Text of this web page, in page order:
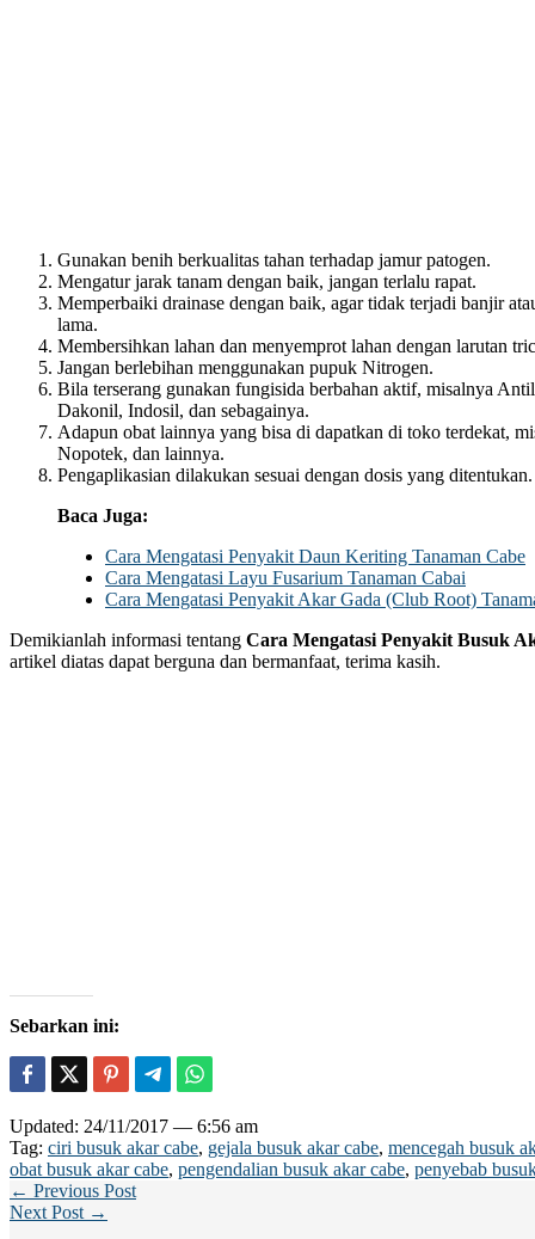
Gunakan benih berkualitas tahan terhadap jamur patogen.
Mengatur jarak tanam dengan baik, jangan terlalu rapat.
Memperbaiki drainase dengan baik, agar tidak terjadi banjir
lama.
Membersihkan lahan dan menyemprot lahan dengan larutan
Jangan berlebihan menggunakan pupuk Nitrogen.
Bila terserang gunakan fungisida berbahan aktif, misalnya
Dakonil, Indosil, dan sebagainya.
Adapun obat lainnya yang bisa di dapatkan di toko terdekat,
Nopotek, dan lainnya.
Pengaplikasian dilakukan sesuai dengan dosis yang ditentukan.
Baca Juga:
Cara Mengatasi Penyakit Daun Keriting Tanaman Cabe
Cara Mengatasi Layu Fusarium Tanaman Cabai
Cara Mengatasi Penyakit Akar Gada (Club Root)
Demikianlah informasi tentang Cara Mengatasi Penyakit Busuk
artikel diatas dapat berguna dan bermanfaat, terima kasih.
Sebarkan ini:
Updated: 24/11/2017 — 6:56 am
Tag: ciri busuk akar cabe, gejala busuk akar cabe, mencegah busuk
obat busuk akar cabe, pengendalian busuk akar cabe, penyebab
← Previous Post
Next Post →